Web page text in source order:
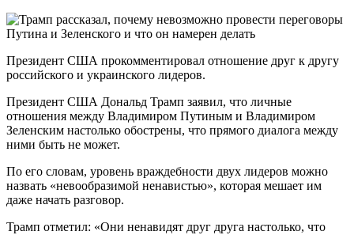
Президент США прокомментировал отношение друг к другу
российского и украинского лидеров.
Президент США Дональд Трамп заявил, что личные
отношения между Владимиром Путиным и Владимиром
Зеленским настолько обострены, что прямого диалога между
ними быть не может.
По его словам, уровень враждебности двух лидеров можно
назвать «невообразимой ненавистью», которая мешает им
даже начать разговор.
Трамп отметил: «Они ненавидят друг друга настолько, что